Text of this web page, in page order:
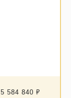
5 584 840 ₽